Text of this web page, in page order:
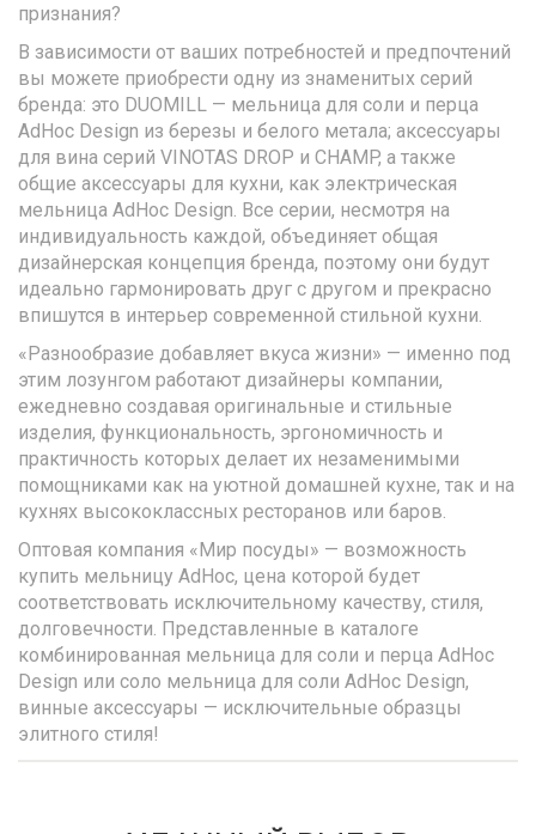
признания?
В зависимости от ваших потребностей и предпочтений
вы можете приобрести одну из знаменитых серий
бренда: это DUOMILL — мельница для соли и перца
AdHoc Design из березы и белого метала; аксессуары
для вина серий VINOTAS DROP и CHAMP, а также
общие аксессуары для кухни, как электрическая
мельница AdHoc Design. Все серии, несмотря на
индивидуальность каждой, объединяет общая
дизайнерская концепция бренда, поэтому они будут
идеально гармонировать друг с другом и прекрасно
впишутся в интерьер современной стильной кухни.
«Разнообразие добавляет вкуса жизни» — именно под
этим лозунгом работают дизайнеры компании,
ежедневно создавая оригинальные и стильные
изделия, функциональность, эргономичность и
практичность которых делает их незаменимыми
помощниками как на уютной домашней кухне, так и на
кухнях высококлассных ресторанов или баров.
Оптовая компания «Мир посуды» — возможность
купить мельницу AdHoc, цена которой будет
соответствовать исключительному качеству, стиля,
долговечности. Представленные в каталоге
комбинированная мельница для соли и перца AdHoc
Design или соло мельница для соли AdHoc Design,
винные аксессуары — исключительные образцы
элитного стиля!